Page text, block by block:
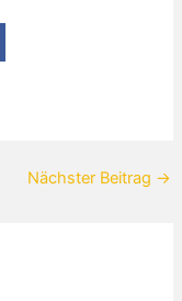
Nächster Beitrag →